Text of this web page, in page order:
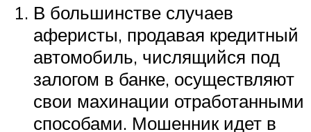
В большинстве случаев
аферисты, продавая кредитный
автомобиль, числящийся под
залогом в банке, осуществляют
свои махинации отработанными
способами. Мошенник идет в